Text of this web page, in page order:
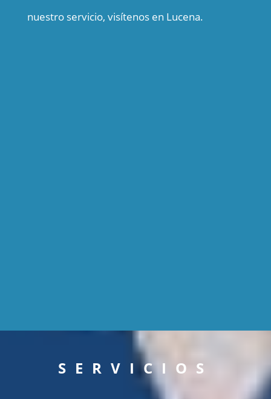
nuestro servicio, visítenos en Lucena.
SERVICIOS